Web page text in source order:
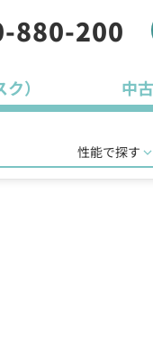
880-200
） 中
性能で探す